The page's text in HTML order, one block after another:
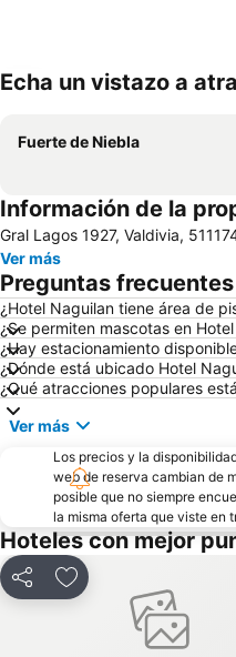
Echa un vistazo a
Fuerte de Niebla
Información de la
Gral Lagos 1927, Valdivia,
Ver más
Preguntas
¿Hotel Naguilan tiene área de
¿Se permiten mascotas en
¿Hay estacionamiento
¿Dónde está ubicado Hotel
¿Qué atracciones populares
Ver más
Los precios y la
web de reserva cambian de
posible que no siempre
la misma oferta que viste en
Hoteles con mejor
CompartirAgregar a favoritos